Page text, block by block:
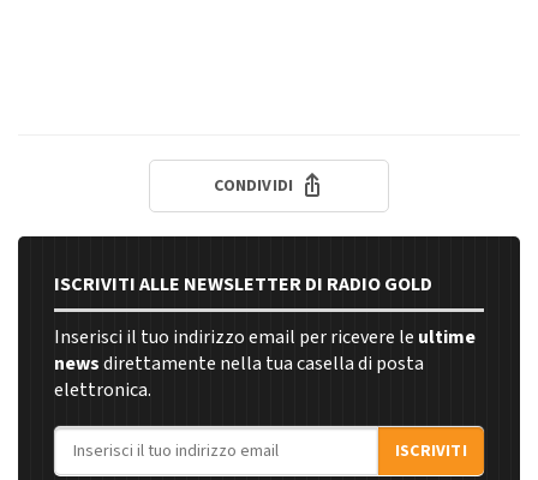
CONDIVIDI
ISCRIVITI ALLE NEWSLETTER DI RADIO GOLD
Inserisci il tuo indirizzo email per ricevere le ultime
newsdirettamente nella tua casella di posta
elettronica.
Indirizzo email
ISCRIVITI